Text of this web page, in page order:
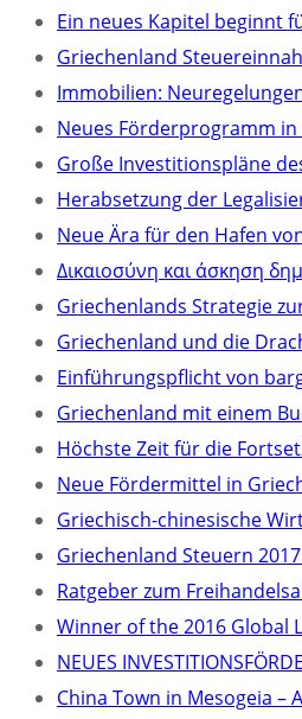
Ein neues Kapitel beginnt
Griechenland
Immobilien:
Neues Förderprogramm
Große Investitionspläne
Herabsetzung der
Neue Ära für den Hafen
Δικαιοσύνη και άσκηση
Griechenlands Strategie
Griechenland und die
Einführungspflicht von
Griechenland mit einem
Höchste Zeit für die
Neue Fördermittel in
Griechisch-chinesische
Griechenland Steuern
Ratgeber zum
Winner of the 2016 Global
NEUES
China Town in Mesogeia –